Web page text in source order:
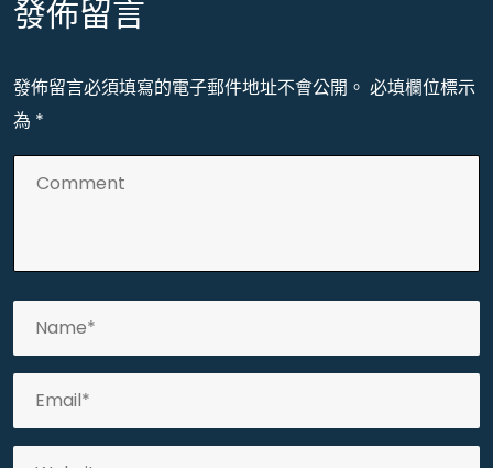
發佈留言
發佈留言必須填寫的電子郵件地址不會公開。 必填欄位標示
為 *